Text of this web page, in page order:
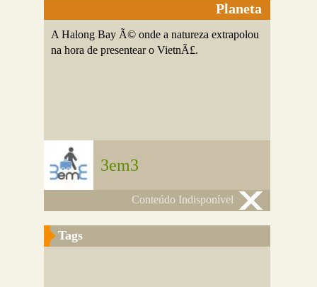
Planeta
A Halong Bay Ã© onde a natureza extrapolou
na hora de presentear o VietnÃ£.
3em3
Conteúdo Indisponível
Tags